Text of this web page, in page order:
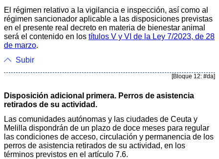
El régimen relativo a la vigilancia e inspección, así como al
régimen sancionador aplicable a las disposiciones previstas
en el presente real decreto en materia de bienestar animal
será el contenido en los títulos V y VI de la Ley 7/2023, de 28
de marzo.
Subir
[Bloque 12: #da]
Disposición adicional primera. Perros de asistencia
retirados de su actividad.
Las comunidades autónomas y las ciudades de Ceuta y
Melilla dispondrán de un plazo de doce meses para regular
las condiciones de acceso, circulación y permanencia de los
perros de asistencia retirados de su actividad, en los
términos previstos en el artículo 7.6.